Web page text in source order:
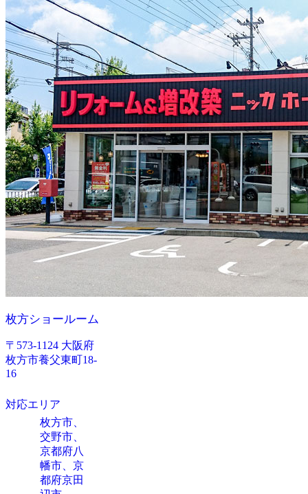
枚方ショールーム
〒573-1124 大阪府
枚方市養父東町18-
16
対応エリア
枚方市、
交野市、
京都府八
幡市、京
都府京田